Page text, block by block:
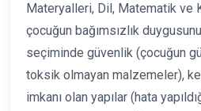
Materyalleri, Dil, Matematik ve
çocuğun bağımsızlık
seçiminde güvenlik (çocuğun
toksik olmayan malzemeler),
imkanı olan yapılar (hata